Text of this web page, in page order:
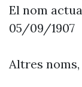
El nom
05/09/1907
Altres